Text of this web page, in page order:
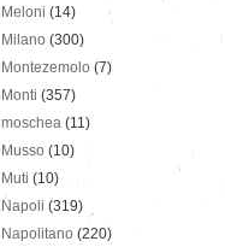
Meloni (14)
Milano (300)
Montezemolo (7)
Monti (357)
moschea (11)
Musso (10)
Muti (10)
Napoli (319)
Napolitano (220)